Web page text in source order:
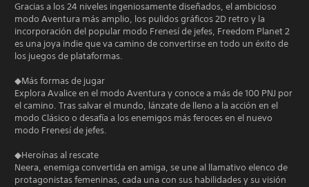
Gracias a los 24 niveles ingeniosamente diseñados, el ambicioso
modo Aventura más amplio, los pulidos gráficos 2D retro y la
incorporación del popular modo Frenesí de jefes, Freedom Planet 2
es una joya indie que va camino de convertirse en todo un éxito de
los juegos de plataformas.
◆Más formas de jugar
Explora Avalice en el modo Aventura y conoce a más de 100 PNJ por
el camino. Tras salvar el mundo, lánzate de lleno a la acción en el
modo Clásico o desafía a los enemigos más feroces en el nuevo
modo Frenesí de jefes.
◆Heroínas al rescate
Neera, enemiga convertida en amiga, se une al llamativo elenco de
protagonistas femeninas, cada una con sus habilidades y su visión